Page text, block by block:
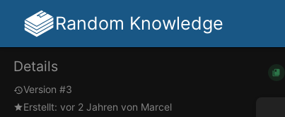
Random Knowledge
Details
Version #3
Erstellt: vor 2 Jahren von Marcel